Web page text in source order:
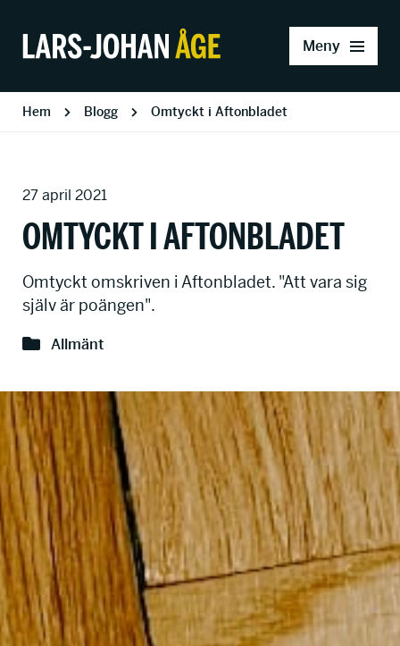
Meny
Hem Blogg Omtyckt i Aftonbladet
27 april 2021
OMTYCKT I AFTONBLADET
Omtyckt omskriven i Aftonbladet. "Att vara sig
själv är poängen".
Allmänt